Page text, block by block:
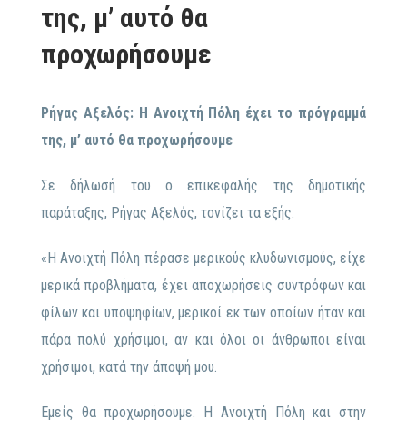
της, μ’ αυτό θα
προχωρήσουμε
Ρήγας Αξελός: H Ανοιχτή Πόλη έχει το πρόγραμμά
της, μ’ αυτό θα προχωρήσουμε
Σε δήλωσή του ο επικεφαλής της δημοτικής
παράταξης, Ρήγας Αξελός, τονίζει τα εξής:
«H Ανοιχτή Πόλη πέρασε μερικούς κλυδωνισμούς, είχε
μερικά προβλήματα, έχει αποχωρήσεις συντρόφων και
φίλων και υποψηφίων, μερικοί εκ των οποίων ήταν και
πάρα πολύ χρήσιμοι, αν και όλοι οι άνθρωποι είναι
χρήσιμοι, κατά την άποψή μου.
Εμείς θα προχωρήσουμε. Η Ανοιχτή Πόλη και στην